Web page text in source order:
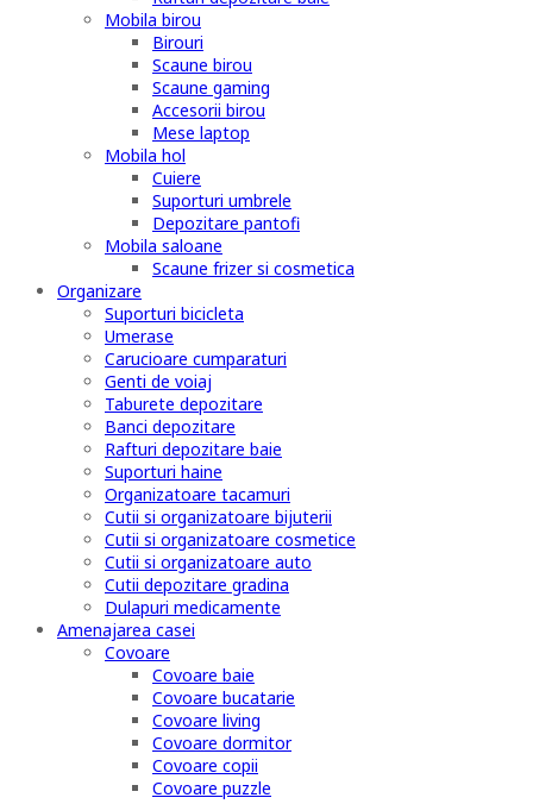
Mobila birou
Birouri
Scaune birou
Scaune gaming
Accesorii birou
Mese laptop
Mobila hol
Cuiere
Suporturi umbrele
Depozitare pantofi
Mobila saloane
Scaune frizer si cosmetica
Organizare
Suporturi bicicleta
Umerase
Carucioare cumparaturi
Genti de voiaj
Taburete depozitare
Banci depozitare
Rafturi depozitare baie
Suporturi haine
Organizatoare tacamuri
Cutii si organizatoare bijuterii
Cutii si organizatoare cosmetice
Cutii si organizatoare auto
Cutii depozitare gradina
Dulapuri medicamente
Amenajarea casei
Covoare
Covoare baie
Covoare bucatarie
Covoare living
Covoare dormitor
Covoare copii
Covoare puzzle